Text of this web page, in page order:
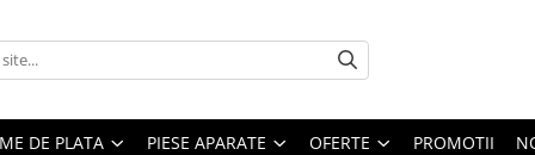
DE PLATA PIESE APARATE OFERTE PROMOTII